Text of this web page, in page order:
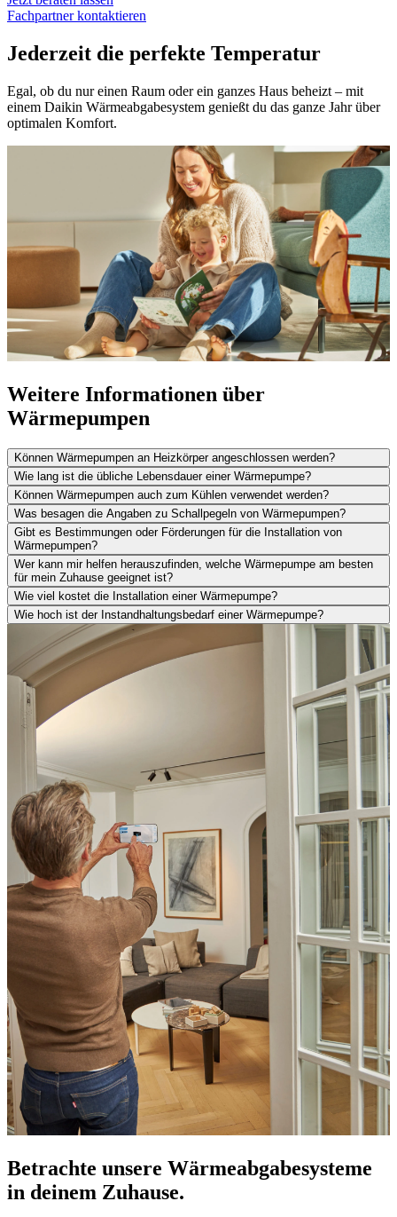
Fachpartner kontaktieren
Jederzeit die perfekte Temperatur
Egal, ob du nur einen Raum oder ein ganzes Haus beheizt – mit
einem Daikin Wärmeabgabesystem genießt du das ganze Jahr über
optimalen Komfort.
Weitere Informationen über
Wärmepumpen
Können Wärmepumpen an Heizkörper angeschlossen werden?
Wie lang ist die übliche Lebensdauer einer Wärmepumpe?
Können Wärmepumpen auch zum Kühlen verwendet werden?
Was besagen die Angaben zu Schallpegeln von Wärmepumpen?
Gibt es Bestimmungen oder Förderungen für die Installation von
Wärmepumpen?
Wer kann mir helfen herauszufinden, welche Wärmepumpe am besten
für mein Zuhause geeignet ist?
Wie viel kostet die Installation einer Wärmepumpe?
Wie hoch ist der Instandhaltungsbedarf einer Wärmepumpe?
Betrachte unsere Wärmeabgabesysteme
in deinem Zuhause.